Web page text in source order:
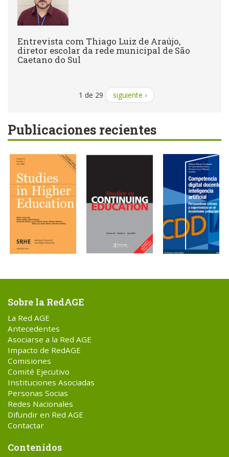
Entrevista com Thiago Luiz de Araújo,
diretor escolar da rede municipal de São
Caetano do Sul
1 de 29 siguiente ›
Publicaciones recientes
Sobre la RedAGE
La Red AGE
Antecedentes
Asociarse a la Red AGE
Impacto de RedAGE
Comisiones
Comité Ejecutivo
Instituciones Asociadas
Personas Socias
Redes Nacionales
Difundir en Red AGE
Contactar
Contenidos